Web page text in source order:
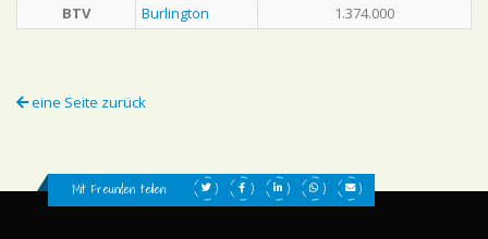
BTV
Burlington 1.374.000
eine Seite zurück
Mit Freunden teilen: